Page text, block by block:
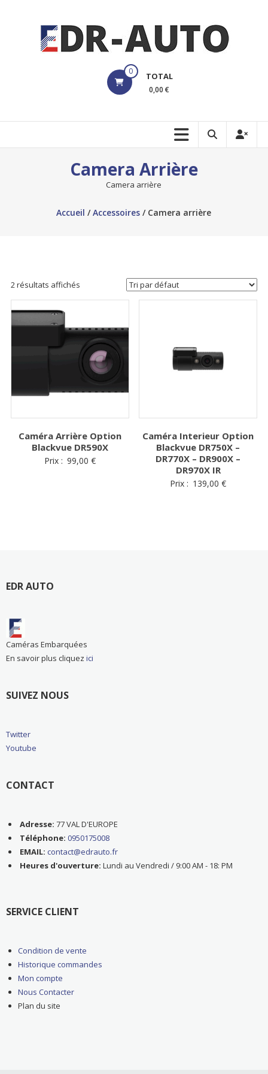
Dashcams
0 TOTAL
0,00 €
Camera Arrière
Camera arrière
Accueil /Accessoires / Camera arrière
2 résultats affichés
Caméra Arrière Option
Blackvue DR590X
Prix : 99,00 €
Caméra Interieur Option
Blackvue DR750X –
DR770X – DR900X –
DR970X IR
Prix : 139,00€
EDR AUTO
Caméras Embarquées
En savoir plus cliquez ici
SUIVEZ NOUS
Twitter
Youtube
CONTACT
Adresse: 77 VAL D'EUROPE
Téléphone: 0950175008
EMAIL: contact@edrauto.fr
Heures d'ouverture: Lundi au Vendredi / 9:00 AM - 18: PM
SERVICE CLIENT
Condition de vente
Historique commandes
Mon compte
Nous Contacter
Plan du site